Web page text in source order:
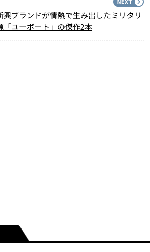
興ブランドが情熱で生み出したミリタリ
「ユーボート」の傑作2本